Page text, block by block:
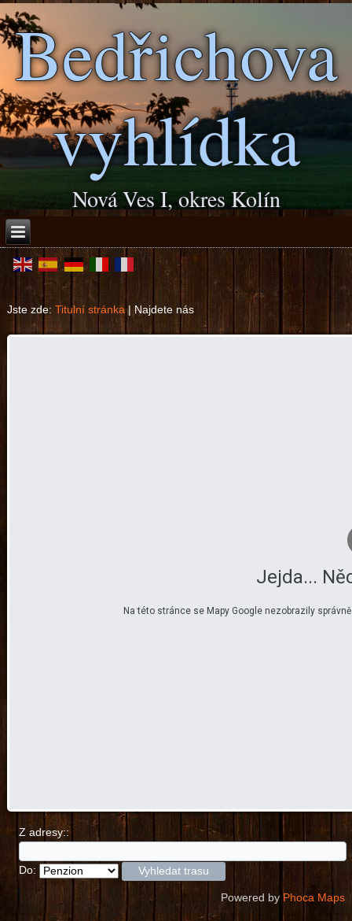
Bedřichova
vyhlídka
Nová Ves I, okres Kolín
Jste zde:Titulní stránka|Najdete nás
Jejda...
Na této stránce se Mapy Google nezobrazily
Z adresy::
Do:
Powered by Phoca Maps